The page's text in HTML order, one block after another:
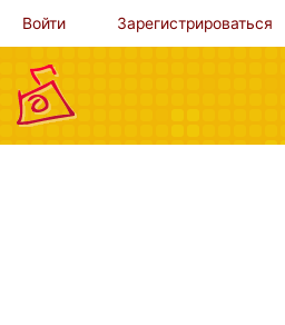
Войти Зарегистрироваться